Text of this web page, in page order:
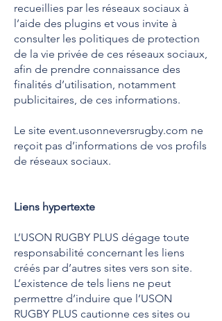
recueillies par les réseaux sociaux à
l’aide des plugins et vous invite à
consulter les politiques de protection
de la vie privée de ces réseaux sociaux,
afin de prendre connaissance des
finalités d’utilisation, notamment
publicitaires, de ces informations.
Le site event.usonneversrugby.com ne
reçoit pas d’informations de vos profils
de réseaux sociaux.
Liens hypertexte
L’USON RUGBY PLUS dégage toute
responsabilité concernant les liens
créés par d’autres sites vers son site.
L’existence de tels liens ne peut
permettre d’induire que l’USON
RUGBY PLUS cautionne ces sites ou